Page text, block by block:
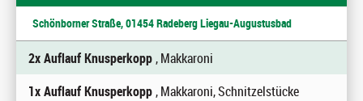
Schönborner Straße, 01454 Radeberg Liegau-Augustusbad
2x Auflauf Knusperkopp, Makkaroni
1x Auflauf Knusperkopp, Makkaroni, Schnitzelstücke